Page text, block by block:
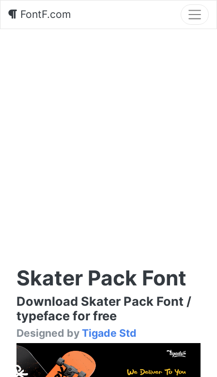
FontF.com
Skater Pack Font
Download Skater Pack Font /
typeface for free
Designed byTigade Std